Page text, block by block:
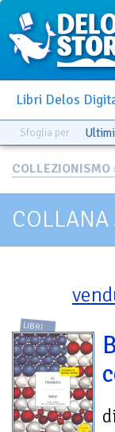
Libri Delos
Sfoglia per
COLLEZIONISMO
COLLANA
LIBRI
di